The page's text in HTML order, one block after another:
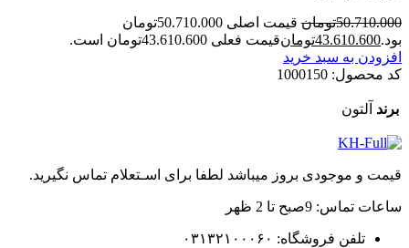
50.710.000تومان
قیمت اصلی 50.710.000تومان
بود.43.610.600تومانقیمت فعلی 43.610.600تومان است.
افزودن به سبد خرید
کد محصول: 1000150
برند آلتون
قیمت و موجودی بروز میباشد لطفا برای اسـتعلام تماس نگیرید.
ساعات تماس: 9صبح تا 2 ظهر
تلفن فروشگاه: ۰۳۱۳۲۱۰۰۰۶۰